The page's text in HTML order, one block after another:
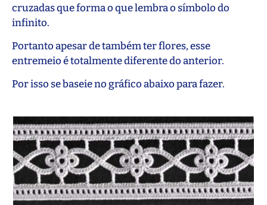
cruzadas que forma o que lembra o símbolo do
infinito.
Portanto apesar de também ter flores, esse
entremeio é totalmente diferente do anterior.
Por isso se baseie no gráfico abaixo para fazer.